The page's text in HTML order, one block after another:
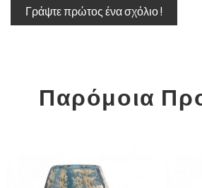
Γράψτε πρώτος ένα σχόλιο !
Παρόμοια